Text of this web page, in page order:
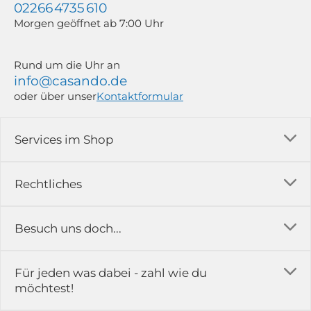
Rechtliches
Impressum
Rückgabe & Reklamation
Services im Shop
Versandkosten
Erfahrungsberichte & Bewertungen
Kontakt
Besuch uns doch...
in der Ausstellung...
02266 4735 610
Morgen geöffnet ab 7:00 Uhr
Rund um die Uhr an
info@casando.de
oder über unserKontaktformular
Für jeden was dabei - zahl wie du
möchtest!